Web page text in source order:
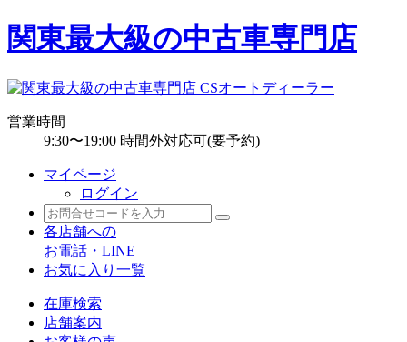
関東最大級の中古車専門店
営業時間
9:30〜19:00 時間外対応可(要予約)
マイページ
ログイン
各店舗への
お電話・LINE
お気に入り一覧
在庫検索
店舗案内